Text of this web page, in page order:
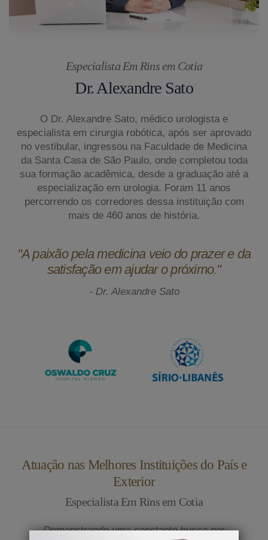
Especialista Em Rins em Cotia
Dr. Alexandre Sato
O Dr. Alexandre Sato, médico urologista e
especialista em cirurgia robótica, após ser aprovado
no vestibular, ingressou na Faculdade de Medicina
da Santa Casa de São Paulo, onde completou toda
sua formação acadêmica, desde a graduação até a
especialização em urologia. Foram 11 anos
percorrendo os corredores dessa instituição com
mais de 460 anos de história.
"A paixão pela medicina veio do prazer e da
satisfação em ajudar o próximo."
- Dr. Alexandre Sato
Atuação nas Melhores Instituições do País e
Exterior
Especialista Em Rins em Cotia
Demonstrando uma constante busca por